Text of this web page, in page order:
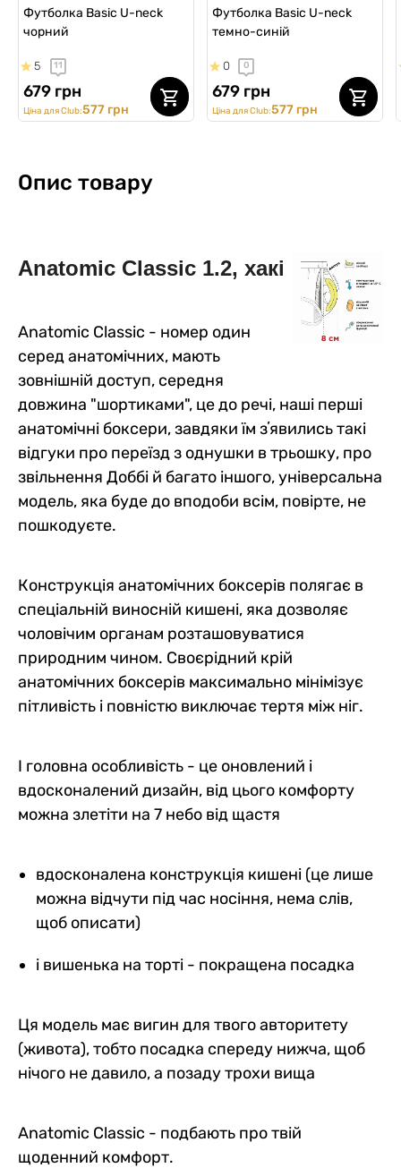
Футболка Basic U-neck
чорний
5 11
679 грн
Ціна для Club:577 грн
Футболка Basic U-neck
темно-синій
0 0
679 грн
Ціна для Club:577 грн
Опис товару
Anatomic Classic 1.2, хакі
Anatomic Classic - номер один
серед анатомічних, мають
зовнішній доступ, середня
довжина "шортиками", це до речі, наші перші
анатомічні боксери, завдяки їм зʼявились такі
відгуки про переїзд з однушки в трьошку, про
звільнення Доббі й багато іншого, універсальна
модель, яка буде до вподоби всім, повірте, не
пошкодуєте.
Конструкція анатомічних боксерів полягає в
спеціальній виносній кишені, яка дозволяє
чоловічим органам розташовуватися
природним чином. Своєрідний крій
анатомічних боксерів максимально мінімізує
пітливість і повністю виключає тертя між ніг.
І головна особливість - це оновлений і
вдосконалений дизайн, від цього комфорту
можна злетіти на 7 небо від щастя
вдосконалена конструкція кишені (це лише
можна відчути під час носіння, нема слів,
щоб описати)
і вишенька на торті - покращена посадка
Ця модель має вигин для твого авторитету
(живота), тобто посадка спереду нижча, щоб
нічого не давило, а позаду трохи вища
Anatomic Classic - подбають про твій
щоденний комфорт.